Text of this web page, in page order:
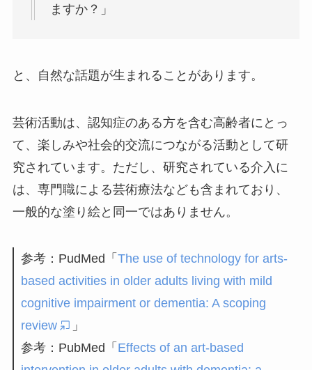
ますか？」
と、自然な話題が生まれることがあります。
芸術活動は、認知症のある方を含む高齢者にとっ
て、楽しみや社会的交流につながる活動として研
究されています。ただし、研究されている介入に
は、専門職による芸術療法なども含まれており、
一般的な塗り絵と同一ではありません。
参考：PudMed「 The use of technology for arts-
based activities in older adults living with mild
cognitive impairment or dementia: A scoping
review
」
参考：PubMed「 Effects of an art-based